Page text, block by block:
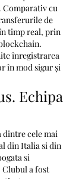
Comparativ cu
de
timp real, prin
înregistrarea
în mod sigur și
Echipa
dintre cele mai
din Italia si din
si
a fost